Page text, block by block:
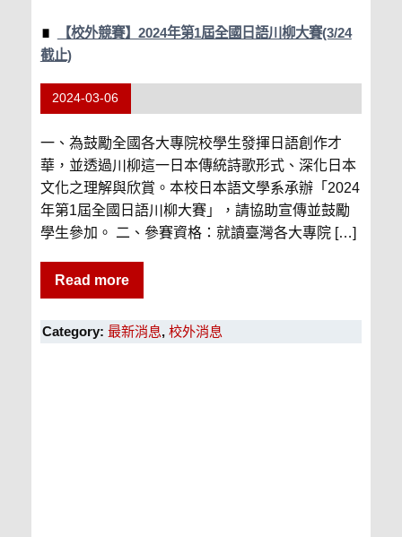
【校外競賽】2024年第1屆全國日語川柳大賽(3/24
截止)
2024-03-06
一、為鼓勵全國各大專院校學生發揮日語創作才
華，並透過川柳這一日本傳統詩歌形式、深化日本
文化之理解與欣賞。本校日本語文學系承辦「2024
年第1屆全國日語川柳大賽」，請協助宣傳並鼓勵
學生參加。 二、參賽資格：就讀臺灣各大專院 […]
Read more
Category: 最新消息, 校外消息